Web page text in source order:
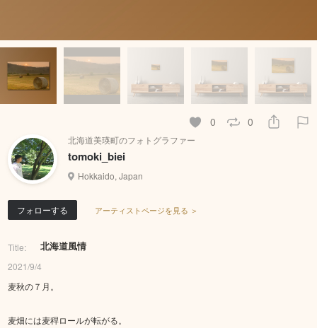
0 0
北海道美瑛町のフォトグラファー
tomoki_biei
Hokkaido, Japan
フォローする アーティストページを見る ＞
Title: 北海道風情
2021/9/4
麦秋の７月。
麦畑には麦稈ロールが転がる。